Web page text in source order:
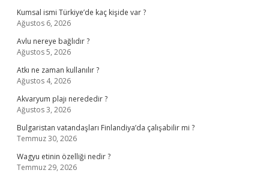
Kumsal ismi Türkiye’de kaç kişide var ?
Ağustos 6, 2026
Avlu nereye bağlıdır ?
Ağustos 5, 2026
Atkı ne zaman kullanılır ?
Ağustos 4, 2026
Akvaryum plajı nerededir ?
Ağustos 3, 2026
Bulgaristan vatandaşları Finlandiya’da çalışabilir mi ?
Temmuz 30, 2026
Wagyu etinin özelliği nedir ?
Temmuz 29, 2026